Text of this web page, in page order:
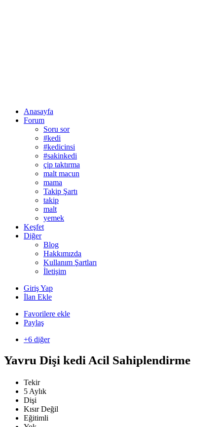
Anasayfa
Forum
Soru sor
#kedi
#kedicinsi
#sakinkedi
çip taktırma
malt macun
mama
Takip Şartı
takip
malt
yemek
Keşfet
Diğer
Blog
Hakkımızda
Kullanım Şartları
İletişim
Giriş Yap
İlan Ekle
Favorilere ekle
Paylaş
+6 diğer
Yavru Dişi kedi Acil Sahiplendirme
Tekir
5 Aylık
Dişi
Kısır Değil
Eğitimli